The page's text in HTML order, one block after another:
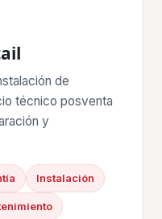
de
técnico posventa
y
Instalación